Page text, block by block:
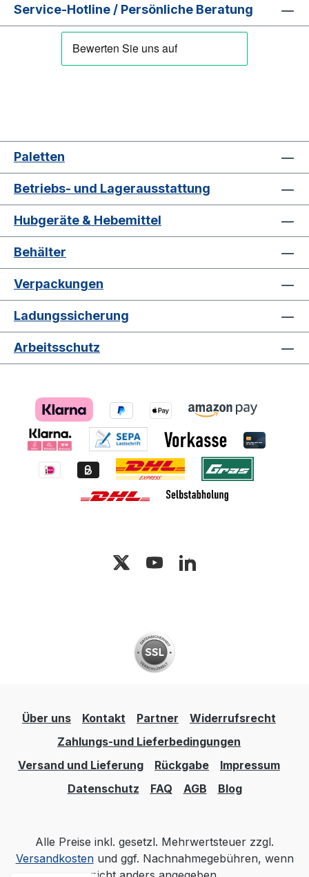
Service-Hotline / Persönliche Beratung
Paletten
Betriebs- und Lagerausstattung
Hubgeräte & Hebemittel
Behälter
Verpackungen
Ladungssicherung
Arbeitsschutz
Über uns Kontakt Partner
Widerrufsrecht
Zahlungs-und Lieferbedingungen
Versand und Lieferung
Rückgabe
Impressum
Datenschutz
FAQ AGB Blog
Alle Preise inkl. gesetzl. Mehrwertsteuer zzgl.
Versandkostenund ggf. Nachnahmegebühren, wenn